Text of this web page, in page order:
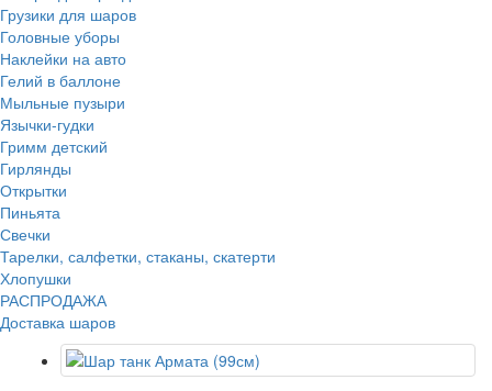
Грузики для шаров
Головные уборы
Наклейки на авто
Гелий в баллоне
Мыльные пузыри
Язычки-гудки
Гримм детский
Гирлянды
Открытки
Пиньята
Свечки
Тарелки, салфетки, стаканы, скатерти
Хлопушки
РАСПРОДАЖА
Доставка шаров